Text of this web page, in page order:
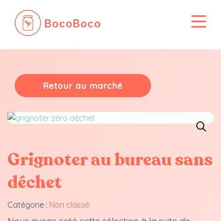
contenu
Retour au marché
Grignoter au bureau sans
déchet
Catégorie : Non classé